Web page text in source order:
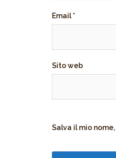
Email*
Sito web
Salva il mio